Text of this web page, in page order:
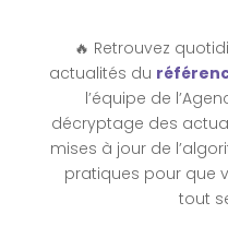
🔥 Retrouvez
actualités du
l’équipe de
décryptage des
mises à jour de
pratiques pour que
tout